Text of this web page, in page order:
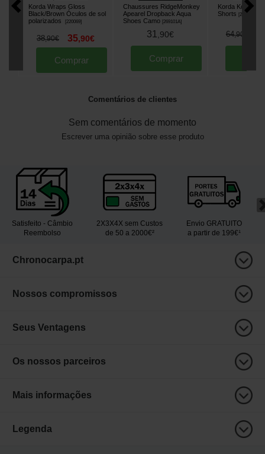
Korda Wraps Gloss
Black/Brown Óculos de sol
polarizados
[220069]
38,90€ 35,90€
Comprar
Chaussures RidgeMonkey
Apearel Dropback Aqua
Shoes Camo [269101A]
31,90€
Comprar
Korda Kombat
Shorts
[269159A
64,90
Comentários de clientes
Sem comentários de momento
Escrever uma opinião sobre esse produto
Satisfeito - Câmbio
Reembolso
2X3X4X sem Custos
de 50 a 2000€²
Envio GRATUITO
a partir de 199€¹
Chronocarpa.pt
Nossos compromissos
Seus Ventagens
Os nossos parceiros
Mais informações
Legenda